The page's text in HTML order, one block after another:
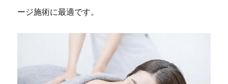
ージ施術に最適です。